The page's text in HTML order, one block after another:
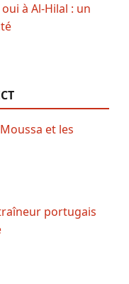
à Al-Hilal : un
et les
portugais